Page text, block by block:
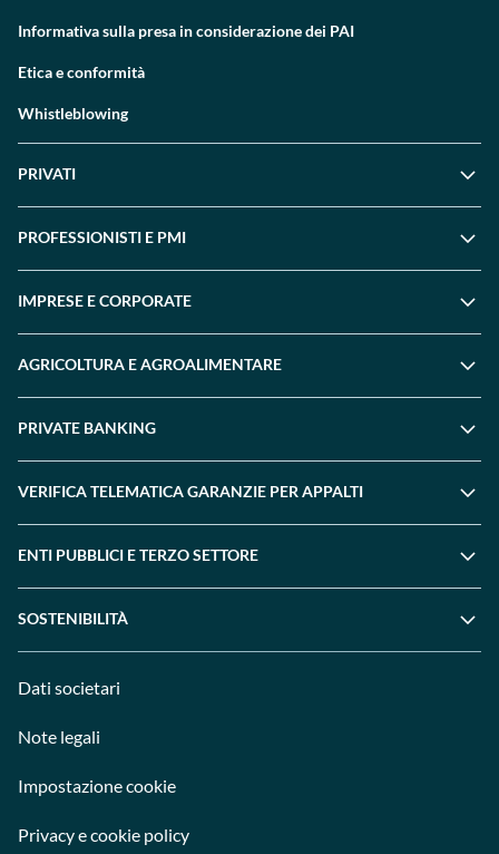
Informativa sulla presa in considerazione dei PAI
Etica e conformità
Whistleblowing
PRIVATI
PROFESSIONISTI E PMI
IMPRESE E CORPORATE
AGRICOLTURA E AGROALIMENTARE
PRIVATE BANKING
VERIFICA TELEMATICA GARANZIE PER APPALTI
ENTI PUBBLICI E TERZO SETTORE
SOSTENIBILITÀ
Dati societari
Note legali
Impostazione cookie
Privacy e cookie policy